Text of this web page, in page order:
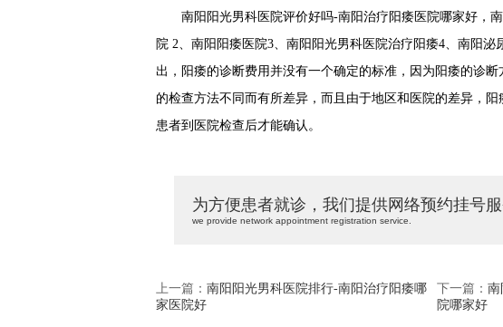
南阳阳光男科医院评价好吗-南阳治疗阳痿医院哪家好，南
院 2、南阳阳痿医院3、南阳阳光男科医院治疗阳痿4、南阳
出，阳痿的诊断费用并没有一个确定的标准，因为阳痿的诊
的检查方法不同而有所差异，而且由于地区和医院的差异，
患者到医院检查后才能确认。
为方便患者就诊，我们提供网络预约挂号服
we provide network appointment registration service.
上一篇： 南阳阳光男科医院排行-南阳治疗阳痿哪
家医院好
下一篇： 南
院哪家好